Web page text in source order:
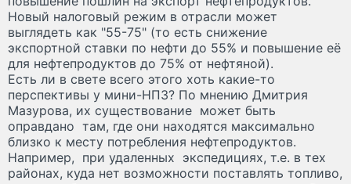
Новый налоговый режим в отрасли может
выглядеть как "55-75" (то есть снижение
экспортной ставки по нефти до 55% и повышение её
для нефтепродуктов до 75% от нефтяной).
Есть ли в свете всего этого хоть какие-то
перспективы у мини-НПЗ? По мнению Дмитрия
Мазурова, их существование может быть
оправдано там, где они находятся максимально
близко к месту потребления нефтепродуктов.
Например, при удаленных экспедициях, т.е. в тех
районах, куда нет возможности поставлять топливо,